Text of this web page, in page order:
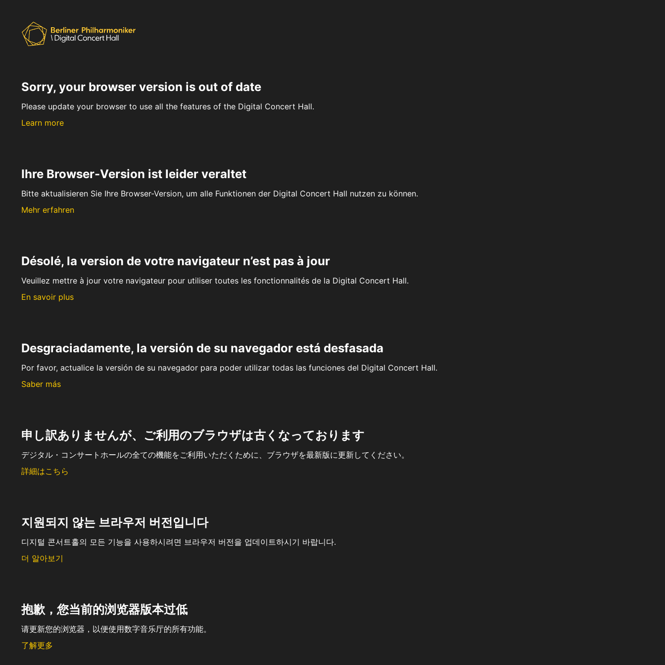
Sorry, your browser version is out of date
Please update your browser to use all the features of the Digital Concert Hall.
Learn more
Ihre Browser-Version ist leider veraltet
Bitte aktualisieren Sie Ihre Browser-Version, um alle Funktionen der Digital Concert Hall nutzen zu können.
Mehr erfahren
Désolé, la version de votre navigateur n’est pas à jour
Veuillez mettre à jour votre navigateur pour utiliser toutes les fonctionnalités de la Digital Concert Hall.
En savoir plus
Desgraciadamente, la versión de su navegador está desfasada
Por favor, actualice la versión de su navegador para poder utilizar todas las funciones del Digital Concert Hall.
Saber más
申し訳ありませんが、ご利用のブラウザは古くなっております
デジタル・コンサートホールの全ての機能をご利用いただくために、ブラウザを最新版に更新してください。
詳細はこちら
지원되지 않는 브라우저 버전입니다
디지털 콘서트홀의 모든 기능을 사용하시려면 브라우저 버전을 업데이트하시기 바랍니다.
더 알아보기
抱歉，您当前的浏览器版本过低
请更新您的浏览器，以便使用数字音乐厅的所有功能。
了解更多